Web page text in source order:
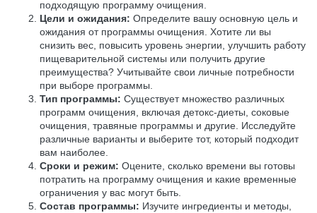
подходящую программу очищения.
Цели и ожидания: Определите вашу основную цель и
ожидания от программы очищения. Хотите ли вы
снизить вес, повысить уровень энергии, улучшить работу
пищеварительной системы или получить другие
преимущества? Учитывайте свои личные потребности
при выборе программы.
Тип программы: Существует множество различных
программ очищения, включая детокс-диеты, соковые
очищения, травяные программы и другие. Исследуйте
различные варианты и выберите тот, который подходит
вам наиболее.
Сроки и режим: Оцените, сколько времени вы готовы
потратить на программу очищения и какие временные
ограничения у вас могут быть.
Состав программы: Изучите ингредиенты и методы,